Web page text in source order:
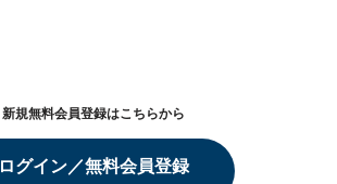
新規無料会員登録はこちらから
ログイン／無料会員登録